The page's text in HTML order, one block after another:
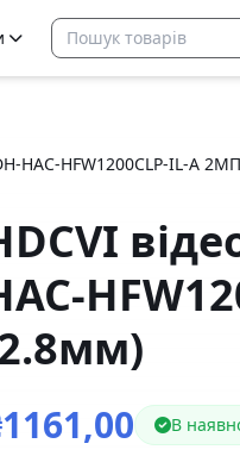
HAC-HFW1200CLP-IL-A
В